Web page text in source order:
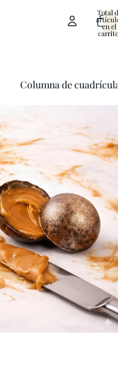
Total
en el
Columna de